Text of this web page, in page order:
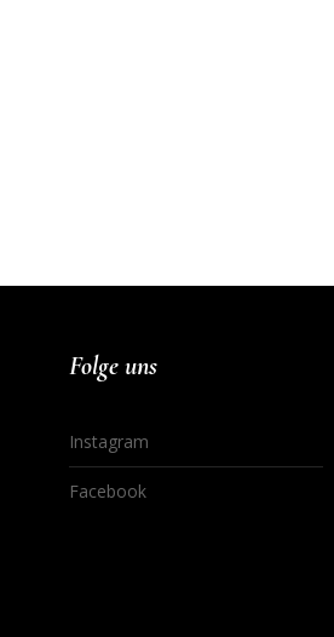
Folge uns
Instagram
Facebook